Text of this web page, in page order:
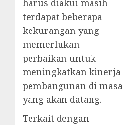
harus diakui masih
terdapat beberapa
kekurangan yang
memerlukan
perbaikan untuk
meningkatkan kinerja
pembangunan di masa
yang akan datang.
Terkait dengan